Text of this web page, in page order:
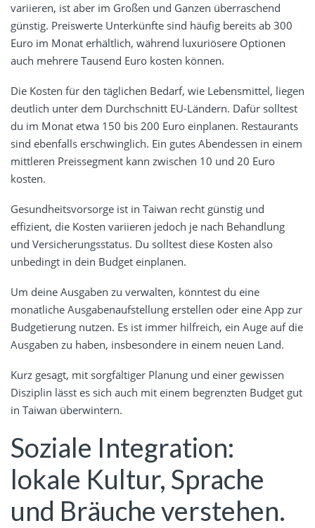
variieren, ist aber im Großen und Ganzen überraschend
günstig. Preiswerte Unterkünfte sind häufig bereits ab 300
Euro im Monat erhältlich, während luxuriösere Optionen
auch mehrere Tausend Euro kosten können.
Die Kosten für den täglichen Bedarf, wie Lebensmittel, liegen
deutlich unter dem Durchschnitt EU-Ländern. Dafür solltest
du im Monat etwa 150 bis 200 Euro einplanen. Restaurants
sind ebenfalls erschwinglich. Ein gutes Abendessen in einem
mittleren Preissegment kann zwischen 10 und 20 Euro
kosten.
Gesundheitsvorsorge ist in Taiwan recht günstig und
effizient, die Kosten variieren jedoch je nach Behandlung
und Versicherungsstatus. Du solltest diese Kosten also
unbedingt in dein Budget einplanen.
Um deine Ausgaben zu verwalten, könntest du eine
monatliche Ausgabenaufstellung erstellen oder eine App zur
Budgetierung nutzen. Es ist immer hilfreich, ein Auge auf die
Ausgaben zu haben, insbesondere in einem neuen Land.
Kurz gesagt, mit sorgfältiger Planung und einer gewissen
Disziplin lässt es sich auch mit einem begrenzten Budget gut
in Taiwan überwintern.
Soziale Integration:
lokale Kultur, Sprache
und Bräuche verstehen.